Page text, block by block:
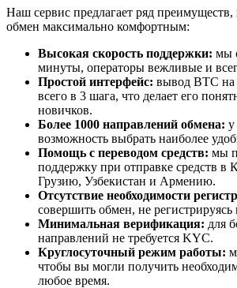
Наш сервис предлагает ряд преимуществ,
обмен максимально комфортным:
Высокая скорость поддержки: мы
минуты, операторы вежливые и
Простой интерфейс: вывод BTC на
всего в 3 шага, что делает его
новичков.
Более 1000 направлений обмена: у
возможность выбрать наиболее
Помощь с переводом средств: мы
поддержку при отправке средств в
Грузию, Узбекистан и Армению.
Отсутствие необходимости
совершить обмен, не регистрируясь
Минимальная верификация: для
направлений не требуется KYC.
Круглосуточный режим работы:
чтобы вы могли получить
любое время.